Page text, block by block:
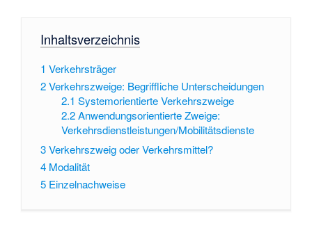
Inhaltsverzeichnis
1 Verkehrsträger
2Verkehrszweige: Begriffliche Unterscheidungen
2.1 Systemorientierte Verkehrszweige
2.2 Anwendungsorientierte Zweige:
Verkehrsdienstleistungen/Mobilitätsdienste
3Verkehrszweig oder Verkehrsmittel?
4 Modalität
5 Einzelnachweise